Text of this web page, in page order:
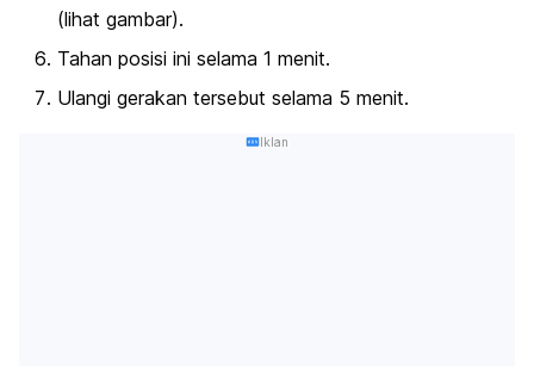
(lihat gambar).
Tahan posisi ini selama 1 menit.
Ulangi gerakan tersebut selama 5 menit.
Iklan